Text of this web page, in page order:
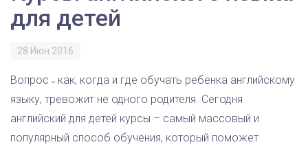
для детей
28 Июн 2016
Вопрос ˗ как, когда и где обучать ребенка английскому
языку, тревожит не одного родителя. Сегодня
английский для детей курсы – самый массовый и
популярный способ обучения, который поможет